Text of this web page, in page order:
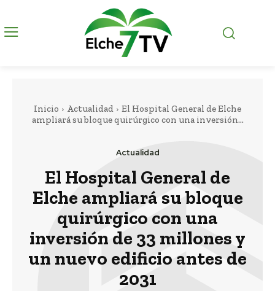
Inicio Actualidad
El Hospital General de Elche
ampliará su bloque quirúrgico con una inversión...
Actualidad
El Hospital General de
Elche ampliará su bloque
quirúrgico con una
inversión de 33 millones y
un nuevo edificio antes de
2031